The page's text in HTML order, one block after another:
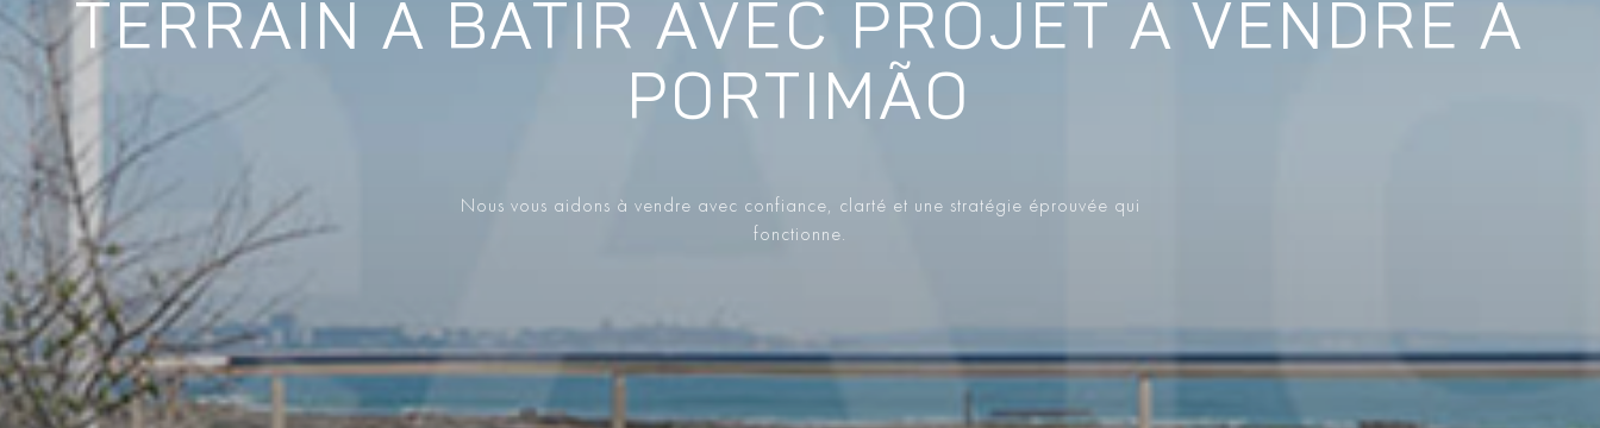
TERRAIN À BÂTIR AVEC PROJET À VENDRE À
PORTIMÃO
Nous vous aidons à vendre avec confiance, clarté et une stratégie éprouvée qui
fonctionne.